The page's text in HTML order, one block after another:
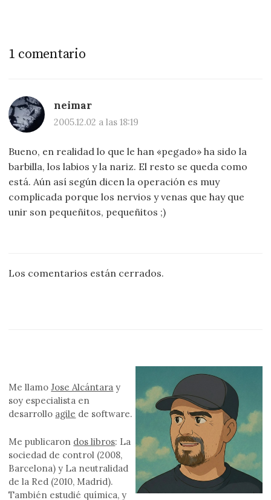
1 comentario
neimar
2005.12.02 a las 18:19
Bueno, en realidad lo que le han «pegado» ha sido la
barbilla, los labios y la nariz. El resto se queda como
está. Aún así según dicen la operación es muy
complicada porque los nervios y venas que hay que
unir son pequeñitos, pequeñitos ;)
Los comentarios están cerrados.
Me llamoJose Alcántara y
soy especialista en
desarrollo agile de software.
Me publicaron dos libros: La
sociedad de control (2008,
Barcelona) y La neutralidad
de la Red (2010, Madrid).
También estudié química, y